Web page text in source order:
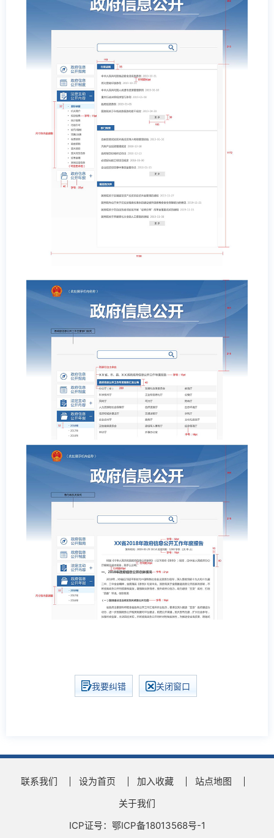
我要纠错 关闭窗口
联系我们 设为首页 加入收藏
站点地图
关于我们
ICP证号：鄂ICP备18013568号-1